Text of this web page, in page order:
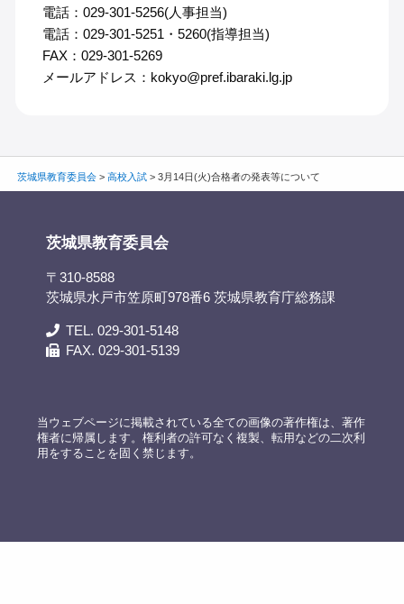
電話：029-301-5256(人事担当)
電話：029-301-5251・5260(指導担当)
FAX：029-301-5269
メールアドレス：kokyo@pref.ibaraki.lg.jp
茨城県教育委員会> 高校入試> 3月14日(火)合格者の発表等について
茨城県教育委員会
〒310-8588
茨城県水戸市笠原町978番6 茨城県教育庁総務課
TEL. 029-301-5148
FAX. 029-301-5139
当ウェブページに掲載されている全ての画像の著作権は、著作
権者に帰属します。権利者の許可なく複製、転用などの二次利
用をすることを固く禁じます。